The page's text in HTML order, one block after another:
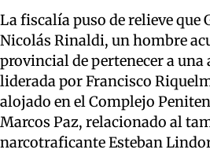
La fiscalía puso de relieve que
Nicolás Rinaldi, un hombre
provincial de pertenecer a
liderada por Francisco
alojado en el Complejo
Marcos Paz, relacionado al
narcotraficante Esteban